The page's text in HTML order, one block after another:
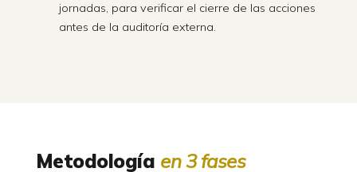
jornadas, para verificar el cierre de las acciones
antes de la auditoría externa.
Metodología en 3 fases